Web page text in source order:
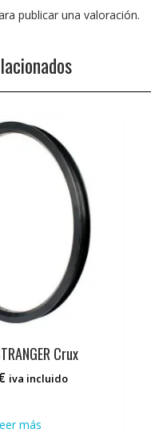
publicar una valoración.
Crux
iva incluido
más